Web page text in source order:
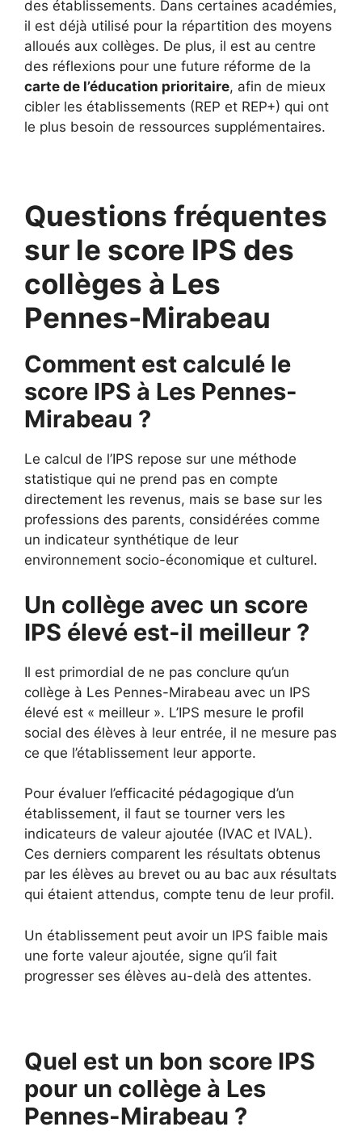
des établissements. Dans certaines académies,
il est déjà utilisé pour la répartition des moyens
alloués aux collèges. De plus, il est au centre
des réflexions pour une future réforme de la
carte de l’éducation prioritaire, afin de mieux
cibler les établissements (REP et REP+) qui ont
le plus besoin de ressources supplémentaires.
Questions fréquentes
sur le score IPS des
collèges à Les
Pennes-Mirabeau
Comment est calculé le
score IPS à Les Pennes-
Mirabeau ?
Le calcul de l’IPS repose sur une méthode
statistique qui ne prend pas en compte
directement les revenus, mais se base sur les
professions des parents, considérées comme
un indicateur synthétique de leur
environnement socio-économique et culturel.
Un collège avec un score
IPS élevé est-il meilleur ?
Il est primordial de ne pas conclure qu’un
collège à Les Pennes-Mirabeau avec un IPS
élevé est « meilleur ». L’IPS mesure le profil
social des élèves à leur entrée, il ne mesure pas
ce que l’établissement leur apporte.
Pour évaluer l’efficacité pédagogique d’un
établissement, il faut se tourner vers les
indicateurs de valeur ajoutée (IVAC et IVAL).
Ces derniers comparent les résultats obtenus
par les élèves au brevet ou au bac aux résultats
qui étaient attendus, compte tenu de leur profil.
Un établissement peut avoir un IPS faible mais
une forte valeur ajoutée, signe qu’il fait
progresser ses élèves au-delà des attentes.
Quel est un bon score IPS
pour un collège à Les
Pennes-Mirabeau ?